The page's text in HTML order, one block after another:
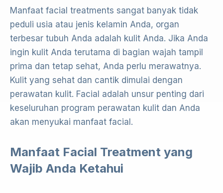
Manfaat facial treatments sangat banyak tidak
peduli usia atau jenis kelamin Anda, organ
terbesar tubuh Anda adalah kulit Anda. Jika Anda
ingin kulit Anda terutama di bagian wajah tampil
prima dan tetap sehat, Anda perlu merawatnya.
Kulit yang sehat dan cantik dimulai dengan
perawatan kulit. Facial adalah unsur penting dari
keseluruhan program perawatan kulit dan Anda
akan menyukai manfaat facial.
Manfaat Facial Treatment yang
Wajib Anda Ketahui